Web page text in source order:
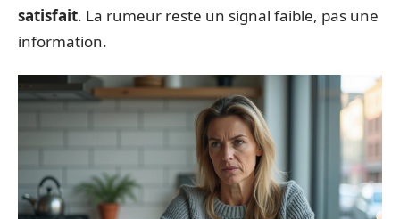
satisfait. La rumeur reste un signal faible, pas une
information.